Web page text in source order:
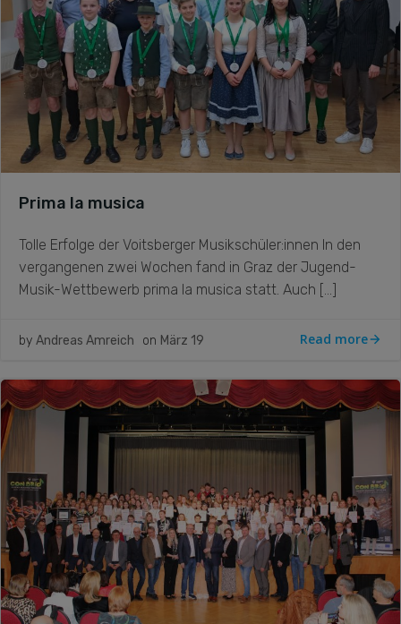
Prima la musica
Tolle Erfolge der Voitsberger Musikschüler:innen In den
vergangenen zwei Wochen fand in Graz der Jugend-
Musik-Wettbewerb prima la musica statt. Auch […]
by Andreas Amreich on März 19 Read more